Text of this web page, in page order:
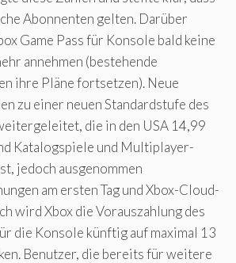
Abonnenten gelten. Darüber
Game Pass für Konsole bald keine
annehmen (bestehende
ihre Pläne fortsetzen). Neue
zu einer neuen Standardstufe des
die in den USA 14,99
Katalogspiele und Multiplayer-
jedoch ausgenommen
am ersten Tag und Xbox-Cloud-
wird Xbox die Vorauszahlung des
die Konsole künftig auf maximal 13
Benutzer, die bereits für weitere